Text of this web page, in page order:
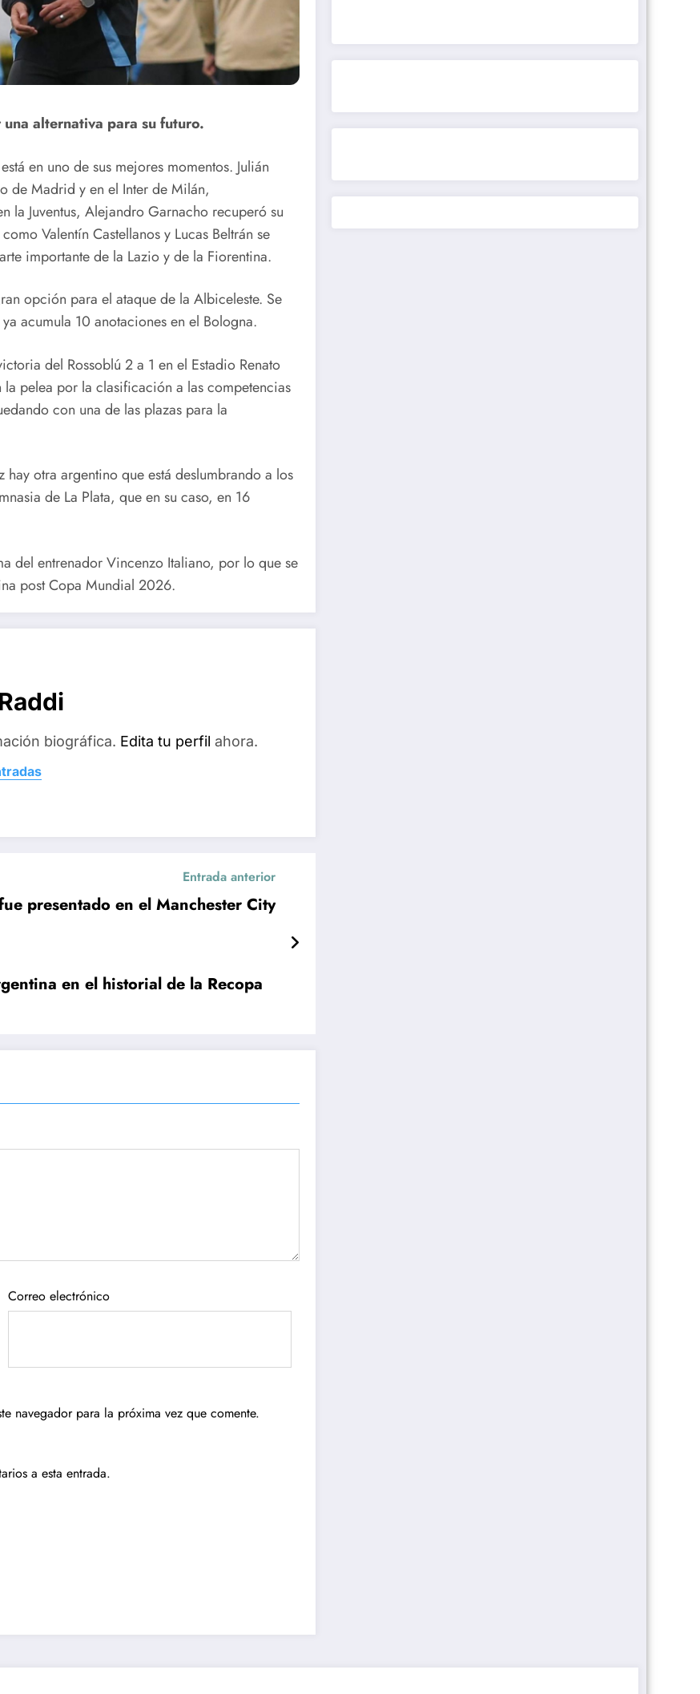
alternativa para su futuro.
en uno de sus mejores momentos. Julián
de Madrid y en el Inter de Milán,
la Juventus, Alejandro Garnacho recuperó su
Valentín Castellanos y Lucas Beltrán se
importante de la Lazio y de la Fiorentina.
opción para el ataque de la Albiceleste. Se
acumula 10 anotaciones en el Bologna.
del Rossoblú 2 a 1 en el Estadio Renato
la pelea por la clasificación a las competencias
con una de las plazas para la
otra argentino que está deslumbrando a los
de La Plata, que en su caso, en 16
del entrenador Vincenzo Italiano, por lo que se
post Copa Mundial 2026.
biográfica. Edita tu perfil ahora.
Entrada anterior
presentado en el Manchester City
en el historial de la Recopa
Correo electrónico
navegador para la próxima vez que comente.
a esta entrada.